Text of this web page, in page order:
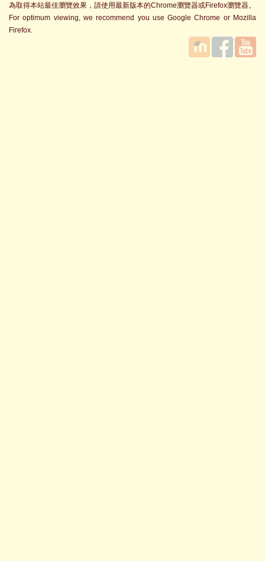
為取得本站最佳瀏覽效果，請使用最新版本的Chrome瀏覽器或Firefox瀏覽器。
For optimum viewing, we recommend you use Google Chrome or Mozilla
Firefox.